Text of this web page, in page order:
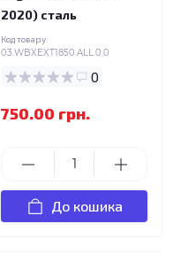
2020) сталь
Код товару:
03.WBXEXT1850.ALL.0.0
0
750.00 грн.
До кошика